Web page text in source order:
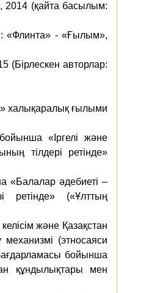
2014 (қайта басылым:
«Флинта» - «Ғылым»,
(Бірлескен авторлар:
халықаралық ғылыми
«Іргелі және
тілдері ретінде»
«Балалар әдебиеті –
ретінде» («Ұлттың
және Қазақстан
(этносаяси
бойынша
құндылықтары мен